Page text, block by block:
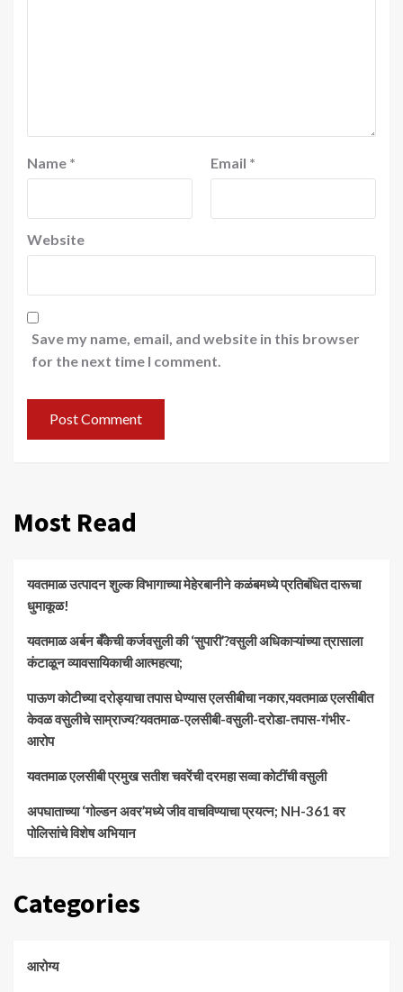
Name * Email *
Website
Save my name, email, and website in this browser
for the next time I comment.
Most Read
यवतमाळ उत्पादन शुल्क विभागाच्या मेहेरबानीने कळंबमध्ये प्रतिबंधित दारूचा
धुमाकूळ!
​यवतमाळ अर्बन बँकेची कर्जवसुली की ‘सुपारी’?वसुली अधिकाऱ्यांच्या त्रासाला
कंटाळून व्यावसायिकाची आत्महत्या;
पाऊण कोटीच्या दरोड्याचा तपास घेण्यास एलसीबीचा नकार,यवतमाळ एलसीबीत
केवळ वसुलीचे साम्राज्य?यवतमाळ-एलसीबी-वसुली-दरोडा-तपास-गंभीर-
आरोप
यवतमाळ एलसीबी प्रमुख सतीश चवरेंची दरमहा सव्वा कोटींची वसुली
अपघाताच्या ‘गोल्डन अवर’मध्ये जीव वाचविण्याचा प्रयत्न; NH-361 वर
पोलिसांचे विशेष अभियान
Categories
आरोग्य